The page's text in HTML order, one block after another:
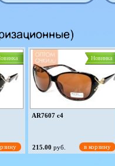
AR7607 c4
Новинка
215.00 руб. в корзину